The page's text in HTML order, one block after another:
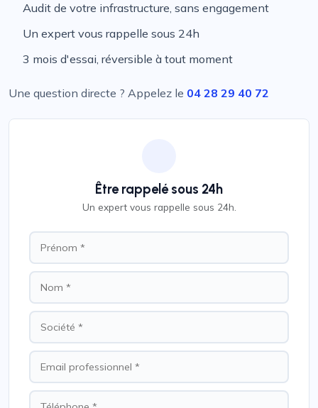
Audit de votre infrastructure, sans engagement
Un expert vous rappelle sous 24h
3 mois d'essai, réversible à tout moment
Une question directe ? Appelez le 04 28 29 40 72
Être rappelé sous 24h
Un expert vous rappelle sous 24h.